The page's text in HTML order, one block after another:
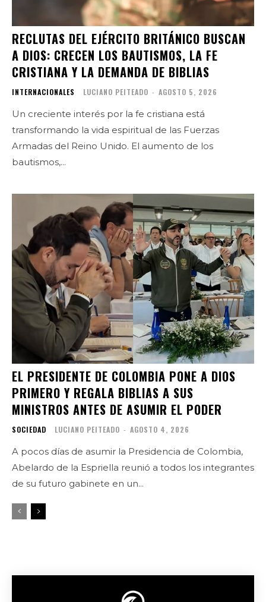
RECLUTAS DEL EJÉRCITO BRITÁNICO BUSCAN
A DIOS: CRECEN LOS BAUTISMOS, LA FE
CRISTIANA Y LA DEMANDA DE BIBLIAS
INTERNACIONALES LUCIANO PEITEADO - AGOSTO 5, 2026
Un creciente interés por la fe cristiana está
transformando la vida espiritual de las Fuerzas
Armadas del Reino Unido. El aumento de los
bautismos,...
EL PRESIDENTE DE COLOMBIA PONE A DIOS
PRIMERO Y REGALA BIBLIAS A SUS
MINISTROS ANTES DE ASUMIR EL PODER
SOCIEDAD LUCIANO PEITEADO - AGOSTO 4, 2026
A pocos días de asumir la Presidencia de Colombia,
Abelardo de la Espriella reunió a todos los integrantes
de su futuro gabinete en un...